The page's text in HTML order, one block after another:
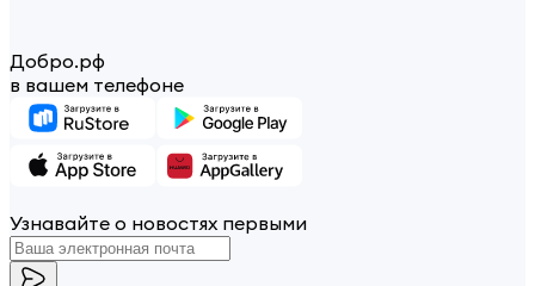
Добро.рф
в вашем телефоне
Узнавайте о новостях первыми